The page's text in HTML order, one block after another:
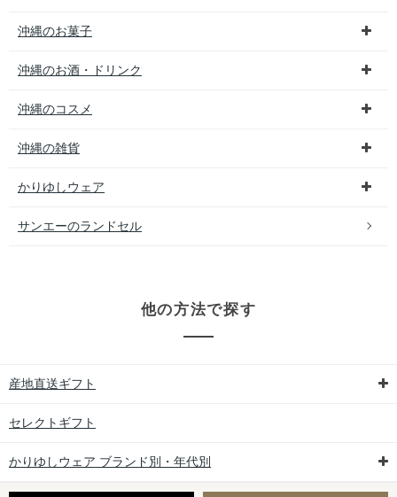
沖縄のお菓子
沖縄のお酒・ドリンク
沖縄のコスメ
沖縄の雑貨
かりゆしウェア
サンエーのランドセル
他の方法で探す
産地直送ギフト
セレクトギフト
かりゆしウェア ブランド別・年代別